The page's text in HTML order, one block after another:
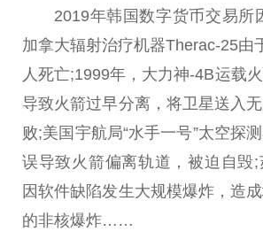
2019年韩国数字货币交易所
加拿大辐射治疗机器Therac-25由
人死亡;1999年，大力神-4B运载
导致火箭过早分离，将卫星送入
败;美国宇航局“水手一号”太空探
误导致火箭偏离轨道，被迫自毁
因软件缺陷发生大规模爆炸，造
的非核爆炸……